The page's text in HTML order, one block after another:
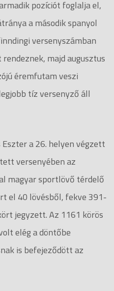
pozíciót foglalja el,
a második spanyol
versenyszámban
majd augusztus
éremfutam veszi
tíz versenyző áll
a 26. helyen végzett
versenyében az
magyar sportlövő térdelő
el 40 lövésből, fekve 391-
jegyzett. Az 1161 körös
elég a döntőbe
is befejeződött az